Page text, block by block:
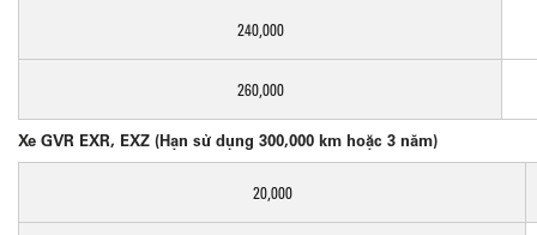
240,000
260,000
Xe GVR EXR, EXZ (Hạn sử dụng 300,000 km hoặc 3 năm)
20,000